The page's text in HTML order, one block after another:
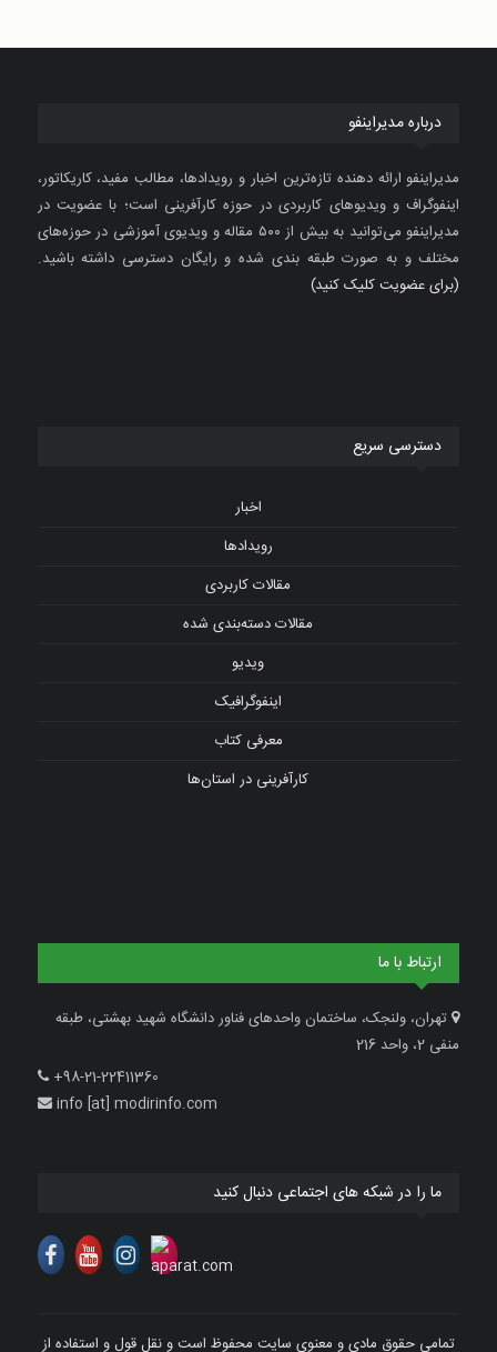
درباره مدیراینفو
مدیراینفو ارائه دهنده تازه‌ترین اخبار و رویدادها، مطالب مفید، کاریکاتور،
اینفوگراف و ویدیوهای کاربردی در حوزه کارآفرینی است؛ با عضویت در
مدیراینفو می‌توانید به بیش از ۵۰۰ مقاله و ویدیوی آموزشی در حوزه‌های
مختلف و به صورت طبقه بندی شده و رایگان دسترسی داشته باشید.
(برای عضویت کلیک کنید)
دسترسی سریع
اخبار
رویدادها
مقالات کاربردی
مقالات دسته‌بندی شده
ویدیو
اینفوگرافیک
معرفی کتاب
کارآفرینی در استان‌ها
ارتباط با ما
تهران، ولنجک، ساختمان واحدهای فناور دانشگاه شهید بهشتی، طبقه
منفی 2، واحد 216
+98-21-22411360
info [at] modirinfo.com
ما را در شبکه های اجتماعی دنبال کنید
تمامی حقوق مادی و معنوی سایت محفوظ است و نقل قول و استفاده از